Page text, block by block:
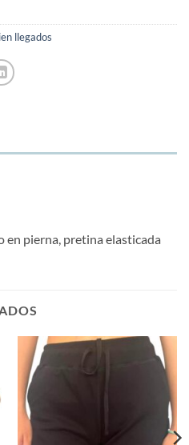
llegados
en pierna, pretina elasticada